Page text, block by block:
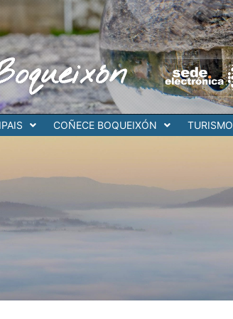
COÑECE BOQUEIXÓN TURISMO